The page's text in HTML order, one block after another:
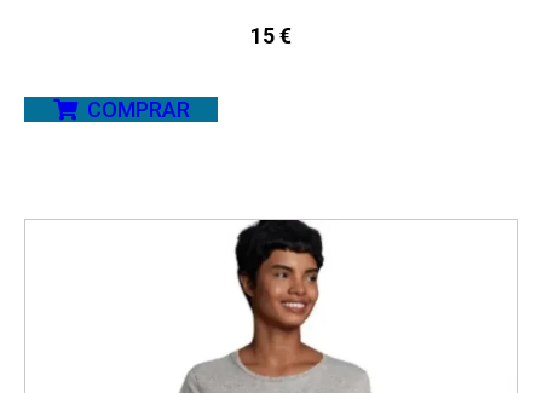
15€
COMPRAR